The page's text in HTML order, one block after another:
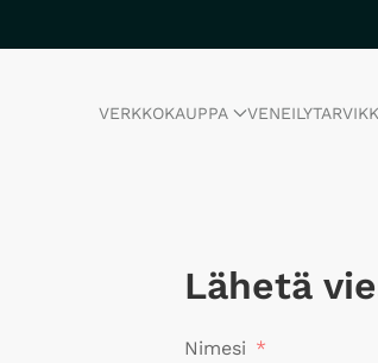
VERKKOKAUPPA
Lähetä
Nimesi